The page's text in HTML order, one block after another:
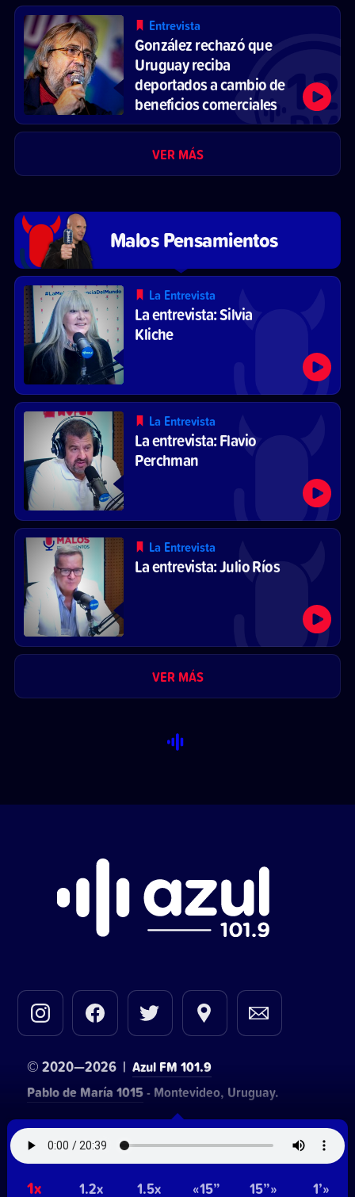
1x 1.2x 1.5x «15” 15”» 1’»
Entrevista
González rechazó que
Uruguay reciba
deportados a cambio de
beneficios comerciales
VER MÁS
Malos Pensamientos
La Entrevista
La entrevista: Silvia
Kliche
La Entrevista
La entrevista: Flavio
Perchman
La Entrevista
La entrevista: Julio Ríos
VER MÁS
© 2020—2026 | Azul FM 101.9
Pablo de María 1015- Montevideo, Uruguay.
Contacto comercial:Walter Lapachian• Hosting:
NetUy
Privacidad~Términos y condiciones